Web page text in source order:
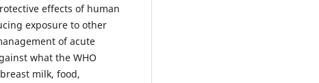
effects of human
exposure to other
of acute
what the WHO
milk, food,